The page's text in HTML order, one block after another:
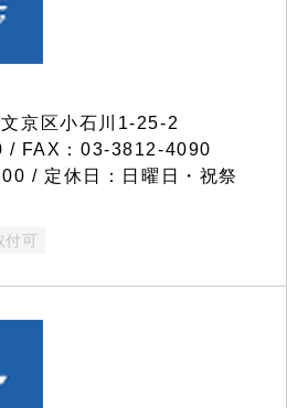
京区小石川1-25-2
/ FAX：03-3812-4090
/ 定休日：日曜日・祝祭
付可